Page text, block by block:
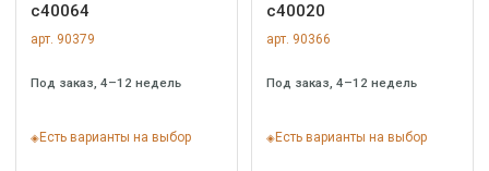
c40064
арт. 90379
Под заказ, 4–12 недель
Есть варианты на выбор
c40020
арт. 90366
Под заказ, 4–12 недель
Есть варианты на выбор